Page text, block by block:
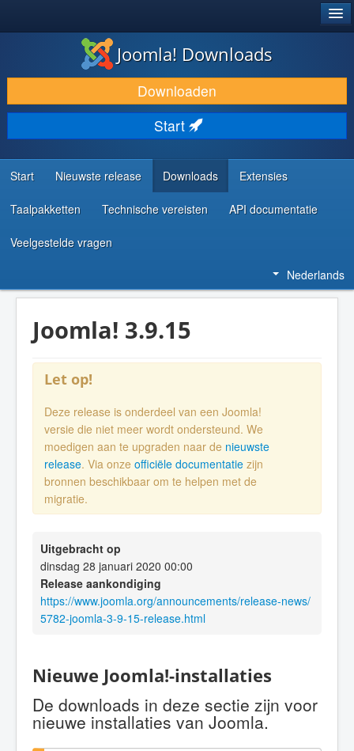
DOWNLOAD & BREID UIT
ONTDEK & LEER
COMMUNITY & ONDERSTEUNING
ONTWIKKELAARSBRONNEN
Joomla! Downloads
Downloaden
Start
Start Nieuwste release Downloads Extensies
Taalpakketten Technische vereisten API documentatie
Veelgestelde vragen
Nederlands
Joomla! 3.9.15
Let op!
Deze release is onderdeel van een Joomla!
versie die niet meer wordt ondersteund. We
moedigen aan te upgraden naar de nieuwste
release. Via onze officiële documentatie zijn
bronnen beschikbaar om te helpen met de
migratie.
Uitgebracht op
dinsdag 28 januari 2020 00:00
Release aankondiging
https://www.joomla.org/announcements/release-news/
5782-joomla-3-9-15-release.html
Nieuwe Joomla!-installaties
De downloads in deze sectie zijn voor
nieuwe installaties van Joomla.